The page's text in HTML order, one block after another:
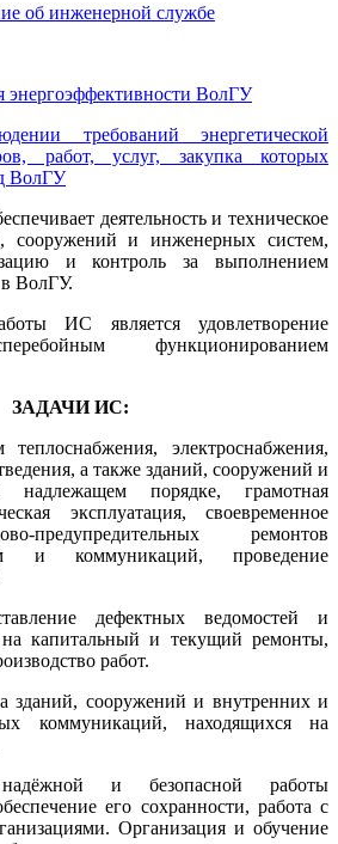
об инженерной службе
ВолГУ
требований энергетической
работ, услуг, закупка которых
ВолГУ
деятельность и техническое
сооружений и инженерных систем,
и контроль за выполнением
в ВолГУ.
ИС является удовлетворение
функционированием
ЗАДАЧИ ИС:
электроснабжения,
а также зданий, сооружений и
порядке, грамотная
эксплуатация, своевременное
предупредительных ремонтов
и коммуникаций, проведение
дефектных ведомостей и
на капитальный и текущий ремонты,
работ.
зданий, сооружений и внутренних и
коммуникаций, находящихся на
и безопасной работы
его сохранности, работа с
Организация и обучение